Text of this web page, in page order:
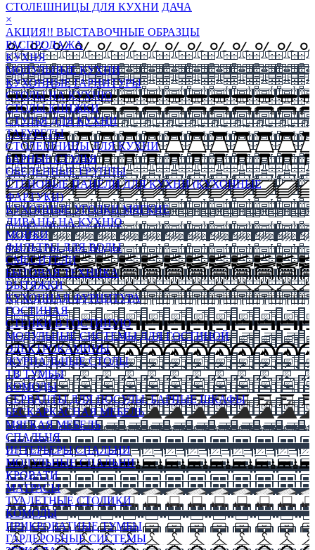
СТОЛЕШНИЦЫ ДЛЯ КУХНИ ДАЧА
×
АКЦИЯ!! ВЫСТАВОЧНЫЕ ОБРАЗЦЫ
РАСПРОДАЖА
КУХНЯ
МОДУЛЬНЫЕ КУХНИ
КУХОННЫЕ ГАРНИТУРЫ
СТОЛЫ НА КУХНЮ
СТОЛЫ КНИЖКИ
СТУЛЬЯ ДЛЯ КУХНИ
ТАБУРЕТЫ
СТОЛЕШНИЦЫ ДЛЯ КУХНИ
БАРНЫЕ СТУЛЬЯ
ОБЕДЕННЫЕ ГРУППЫ
СТЕНОВЫЕ ПАНЕЛИ ДЛЯ КУХНИ (КУХОННЫЕ
ФАРТУКИ)
КУХОННЫЕ УГОЛКИ МЯГКИЕ
ДИВАНЫ НА КУХНЮ
МОЙКИ
ФИЛЬТРЫ ДЛЯ ВОДЫ
СМЕСИТЕЛИ
БЫТОВАЯ ТЕХНИКА
ВЫТЯЖКИ
КУХОННАЯ ФУРНИТУРА
ГОСТИНАЯ
СТЕНКИ В ГОСТИНУЮ
МОДУЛЬНЫЕ СИСТЕМЫ ДЛЯ ГОСТИНОЙ
ЭЛЕКТРОКАМИНЫ
ЖУРНАЛЬНЫЕ СТОЛЫ
ТВ ТУМБЫ
КОМОДЫ
СЕРВАНТЫ ДЛЯ ПОСУДЫ, БАРНЫЕ ШКАФЫ
БЕСКАРКАСНАЯ МЕБЕЛЬ
МЯГКАЯ МЕБЕЛЬ
СПАЛЬНЯ
ИНТЕРЬЕРЫ СПАЛЬНИ
МОДУЛЬНЫЕ СПАЛЬНИ
КРОВАТИ
МАТРАСЫ
ТУАЛЕТНЫЕ СТОЛИКИ
КОМОДЫ
ПРИКРОВАТНЫЕ ТУМБЫ
ГАРДЕРОБНЫЕ СИСТЕМЫ